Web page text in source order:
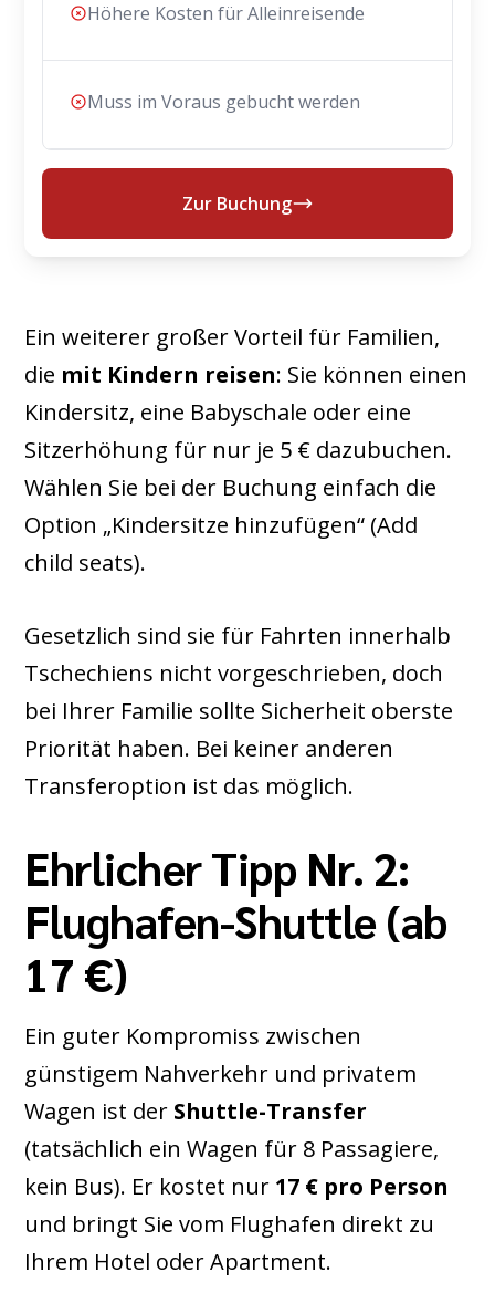
Höhere Kosten für Alleinreisende
Muss im Voraus gebucht werden
Zur Buchung
Ein weiterer großer Vorteil für Familien,
die mit Kindern reisen: Sie können einen
Kindersitz, eine Babyschale oder eine
Sitzerhöhung für nur je 5 € dazubuchen.
Wählen Sie bei der Buchung einfach die
Option „Kindersitze hinzufügen“ (Add
child seats).
Gesetzlich sind sie für Fahrten innerhalb
Tschechiens nicht vorgeschrieben, doch
bei Ihrer Familie sollte Sicherheit oberste
Priorität haben. Bei keiner anderen
Transferoption ist das möglich.
Ehrlicher Tipp Nr. 2:
Flughafen-Shuttle (ab
17 €)
Ein guter Kompromiss zwischen
günstigem Nahverkehr und privatem
Wagen ist der Shuttle-Transfer
(tatsächlich ein Wagen für 8 Passagiere,
kein Bus). Er kostet nur 17 € pro Person
und bringt Sie vom Flughafen direkt zu
Ihrem Hotel oder Apartment.